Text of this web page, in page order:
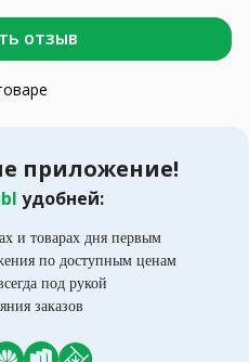
отзыв
приложение!
удобней:
и товарах дня первым
по доступным ценам
под рукой
заказов